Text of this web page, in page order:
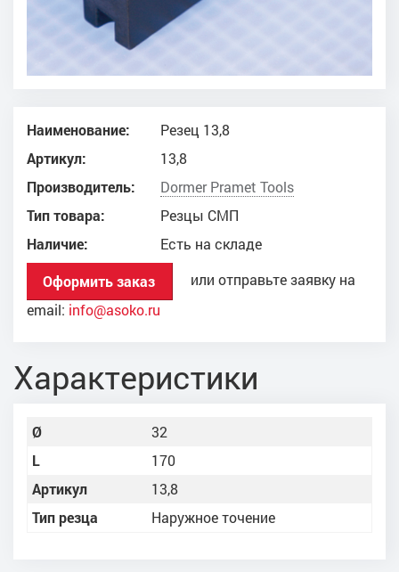
Наименование:
Резец 13,8
Артикул:
13,8
Производитель:
Dоrmer Pramet Tools
Тип товара:
Резцы СМП
Наличие:
Есть на складе
Оформить заказ
или отправьте заявку на
email: info@asoko.ru
Характеристики
Ø
32
L
170
Артикул
13,8
Тип резца
Наружное точение